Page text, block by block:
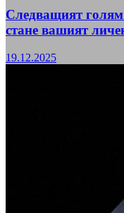
Следващият
стане вашият
19.12.2025